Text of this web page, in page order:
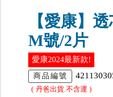
【愛康】
M號/2片
愛康2024最新款!
商品編號
( 丹爸出貨.不含運 )